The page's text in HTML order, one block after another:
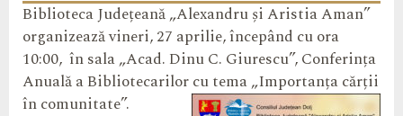
Biblioteca Județeană „Alexandru şi Aristia Aman”
organizează vineri, 27 aprilie, începând cu ora
10:00, în sala „Acad. Dinu C. Giurescu”, Conferința
Anuală a Bibliotecarilor cu tema „Importanța cărții
în comunitate”.